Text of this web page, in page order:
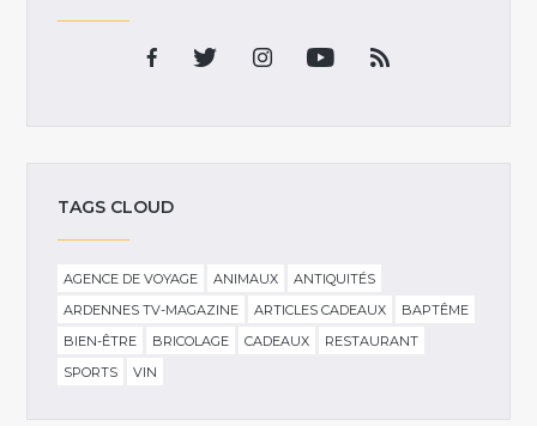
TAGS CLOUD
AGENCE DE VOYAGE ANIMAUX
ANTIQUITÉS
ARDENNES TV-MAGAZINE
ARTICLES CADEAUX
BAPTÊME
BIEN-ÊTRE
BRICOLAGE CADEAUX
RESTAURANT
SPORTS
VIN